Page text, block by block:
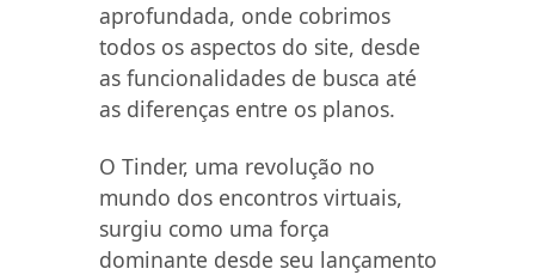
aprofundada, onde cobrimos
todos os aspectos do site, desde
as funcionalidades de busca até
as diferenças entre os planos.
O Tinder, uma revolução no
mundo dos encontros virtuais,
surgiu como uma força
dominante desde seu lançamento